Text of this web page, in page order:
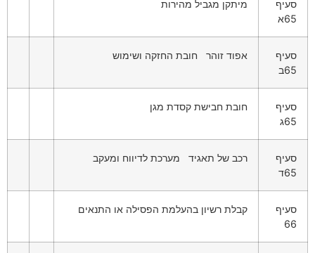
סעיף
65א
מיתקן מגביל מהירות
סעיף
65ב
אפוד זוהר חובת החזקה ושימוש
סעיף
65ג
חובת חבישת קסדת מגן
סעיף
65ד
רכב של תאגיד מערכת לדיווח ומעקב
סעיף
66
קבלת רשיון בהעלמת הפסילה או התנאים